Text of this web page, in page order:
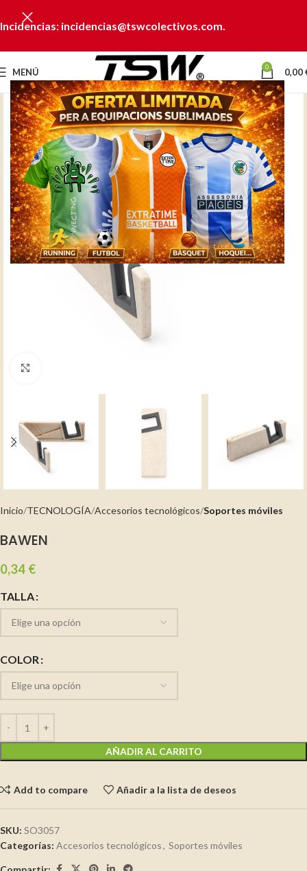
Incidencias: incidencias@tswcolectivos.com.
MENÚ 0 0,00
Inicio TECNOLOGÍA Accesorios tecnológicos Soportes móviles
BAWEN
0,34 €
TALLA
COLOR
AÑADIR AL CARRITO
Add to compare Añadir a la lista de deseos
SKU: SO3057
Categorías: Accesorios tecnológicos, Soportes móviles